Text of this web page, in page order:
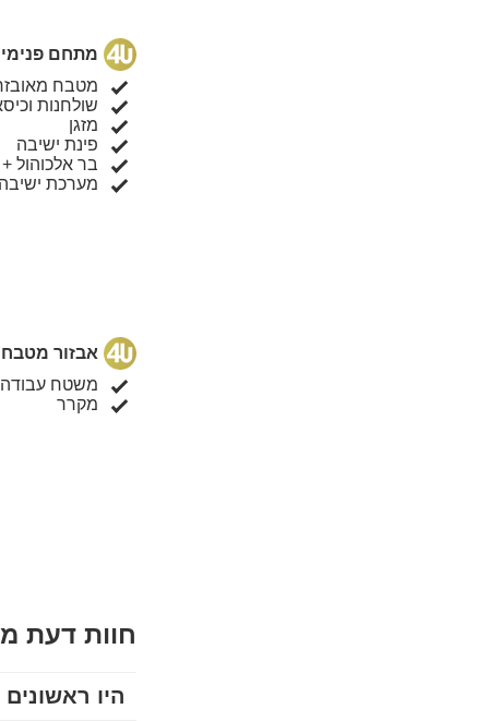
מתחם פנימי
מטבח
שולחנות
מזגן
פינת ישיבה
בר אלכוהול
מערכת ישיבה
אבזור מטבח
משטח עבודה
מקרר
חוות דעת
היו